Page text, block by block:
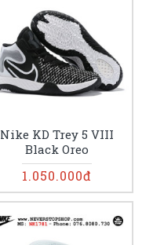
Nike KD Trey 5 VIII
Black Oreo
1.050.000đ